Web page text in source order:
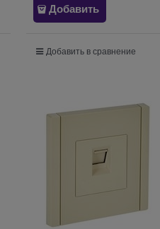
Добавить
Добавить в сравнение